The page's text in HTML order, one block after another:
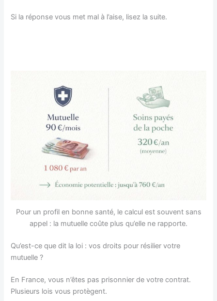
Si la réponse vous met mal à l’aise, lisez la suite.
Pour un profil en bonne santé, le calcul est souvent sans
appel : la mutuelle coûte plus qu’elle ne rapporte.
Qu’est-ce que dit la loi : vos droits pour résilier votre
mutuelle ?
En France, vous n’êtes pas prisonnier de votre contrat.
Plusieurs lois vous protègent.